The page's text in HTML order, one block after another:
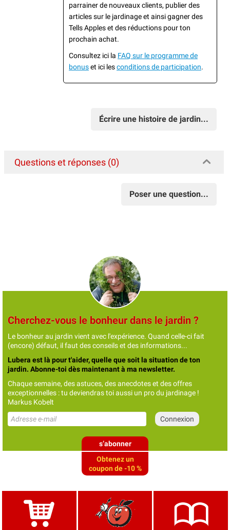
parrainer de nouveaux clients, publier des
articles sur le jardinage et ainsi gagner des
Tells Apples et des réductions pour ton
prochain achat.
Consultez ici la FAQ sur le programme de
bonuset ici lesconditions de participation.
Écrire une histoire de jardin...
Questions et réponses (0)
Poser une question...
Cherchez-vous le bonheur dans le jardin ?
Le bonheur au jardin vient avec l'expérience. Quand celle-ci fait
(encore) défaut, il faut des conseils et des informations...
Lubera est là pour t'aider, quelle que soit la situation de ton
jardin. Abonne-toi dès maintenant à ma newsletter.
Chaque semaine, des astuces, des anecdotes et des offres
exceptionnelles : tu deviendras toi aussi un pro du jardinage !
Markus Kobelt
s’abonner
Obtenez un
coupon de -10 %